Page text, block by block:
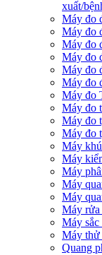
xuất/
Máy đo
Máy đo
Máy đo
Máy đo
Máy đo
Máy đo
Máy đo
Máy đo
Máy đo
Máy đo
Máy
Máy
Máy
Máy
Máy
Máy rửa
Máy
Máy thử
Quang